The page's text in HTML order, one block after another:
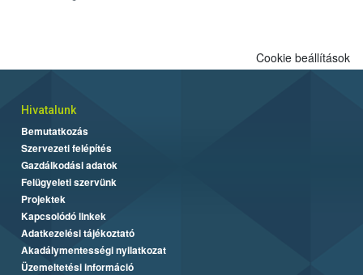
Cookie beállítások
Hivatalunk
Bemutatkozás
Szervezeti felépítés
Gazdálkodási adatok
Felügyeleti szervünk
Projektek
Kapcsolódó linkek
Adatkezelési tájékoztató
Akadálymentességi nyilatkozat
Üzemeltetési információ